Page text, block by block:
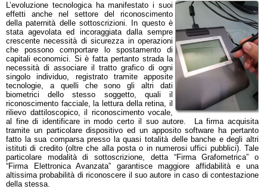
L’evoluzione tecnologica ha manifestato i suoi
effetti anche nel settore del riconoscimento
della paternità delle sottoscrizioni. In questo è
stata agevolata ed incoraggiata dalla sempre
crescente necessità di sicurezza in operazioni
che possono comportare lo spostamento di
capitali economici. Si è fatta pertanto strada la
necessità di associare il tratto grafico di ogni
singolo individuo, registrato tramite apposite
tecnologie, a quelli che sono gli altri dati
biometrici dello stesso soggetto, quali il
riconoscimento facciale, la lettura della retina, il
rilievo dattiloscopico, il riconoscimento vocale,
al fine di identificare in modo certo il suo autore. La firma acquisita
tramite un particolare dispositivo ed un apposito software ha pertanto
fatto la sua comparsa presso la quasi totalità delle banche e degli altri
istituti di credito (oltre che alla posta o in numerosi uffici pubblici). Tale
particolare modalità di sottoscrizione, detta “Firma Grafometrica” o
“Firma Elettronica Avanzata” garantisce maggiore affidabilità e una
altissima probabilità di riconoscere il suo autore in caso di contestazione
della stessa.